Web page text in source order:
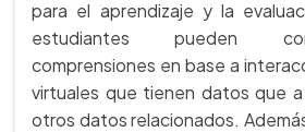
para el aprendizaje y la
estudiantes pueden
comprensiones en base a
virtuales que tienen datos que
otros datos relacionados.